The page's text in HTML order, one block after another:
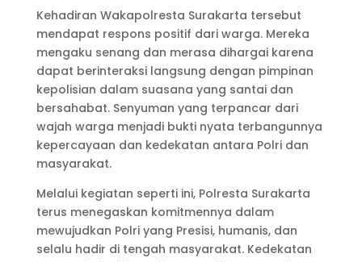
Kehadiran Wakapolresta Surakarta tersebut
mendapat respons positif dari warga. Mereka
mengaku senang dan merasa dihargai karena
dapat berinteraksi langsung dengan pimpinan
kepolisian dalam suasana yang santai dan
bersahabat. Senyuman yang terpancar dari
wajah warga menjadi bukti nyata terbangunnya
kepercayaan dan kedekatan antara Polri dan
masyarakat.
Melalui kegiatan seperti ini, Polresta Surakarta
terus menegaskan komitmennya dalam
mewujudkan Polri yang Presisi, humanis, dan
selalu hadir di tengah masyarakat. Kedekatan